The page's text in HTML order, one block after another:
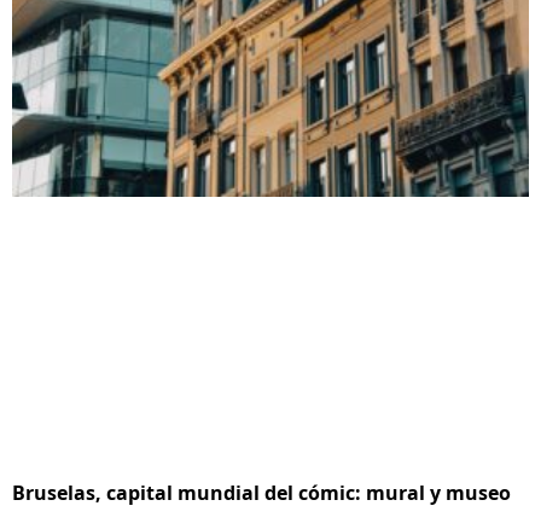
Bruselas, capital mundial del cómic: mural y museo